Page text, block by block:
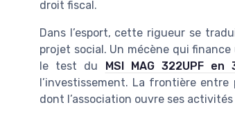
droit fiscal.
Dans l’esport, cette rigueur se
projet social. Un mécène qui
le test du
MSI MAG 322UPF
l’investissement. La frontière
dont l’association ouvre ses